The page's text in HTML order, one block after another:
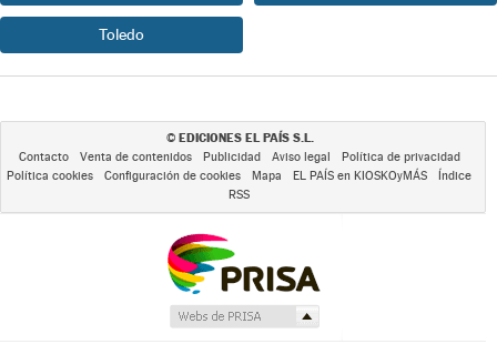
Toledo
© EDICIONES EL PAÍS S.L.
Contacto Venta de contenidos Publicidad Aviso legal
Política de privacidad
Política cookies
Configuración de cookies Mapa EL PAÍS en KIOSKOyMÁS
Índice
RSS